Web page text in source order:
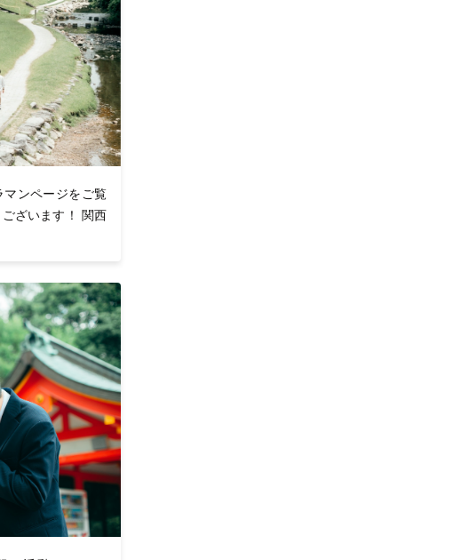
マンページをご覧
ざいます！ 関西